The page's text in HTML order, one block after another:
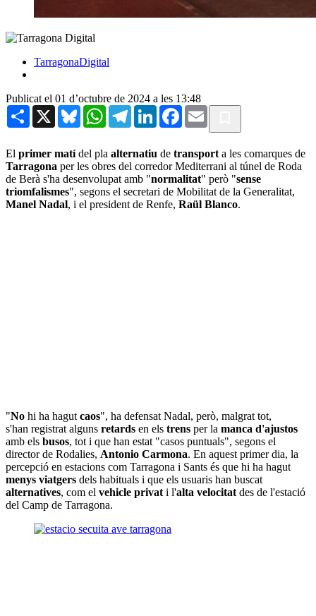
TarragonaDigital
Publicat el 01 d’octubre de 2024 a les 13:48
Share X BlueskyWhatsAppTelegramLinkedInFacebook
Email
El primer matídel pla alternatiu de transport a les comarques de
Tarragona per les obres del corredor Mediterrani al túnel de Roda
de Berà s'ha desenvolupat amb "normalitat" però "sense
triomfalismes", segons el secretari de Mobilitat de la Generalitat,
Manel Nadal, i el president de Renfe, Raül Blanco.
"No hi ha hagut caos", ha defensat Nadal, però, malgrat tot,
s'han registrat alguns retards en els trens per la manca d'ajustos
amb els busos, tot i que han estat "casos puntuals", segons el
director de Rodalies, Antonio Carmona. En aquest primer dia, la
percepció en estacions com Tarragona i Sants és que hi ha hagut
menys viatgers dels habituals i que els usuaris han buscat
alternatives, com el vehicle privat i l'alta velocitat des de l'estació
del Camp de Tarragona.